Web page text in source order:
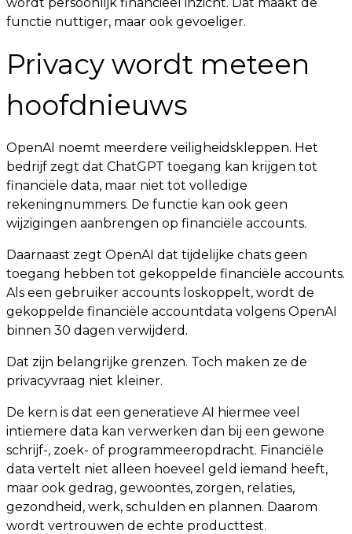
functie nuttiger, maar ook gevoeliger.
Privacy wordt meteen
hoofdnieuws
OpenAI noemt meerdere veiligheidskleppen. Het
bedrijf zegt dat ChatGPT toegang kan krijgen tot
financiële data, maar niet tot volledige
rekeningnummers. De functie kan ook geen
wijzigingen aanbrengen op financiële accounts.
Daarnaast zegt OpenAI dat tijdelijke chats geen
toegang hebben tot gekoppelde financiële accounts.
Als een gebruiker accounts loskoppelt, wordt de
gekoppelde financiële accountdata volgens OpenAI
binnen 30 dagen verwijderd.
Dat zijn belangrijke grenzen. Toch maken ze de
privacyvraag niet kleiner.
De kern is dat een generatieve AI hiermee veel
intiemere data kan verwerken dan bij een gewone
schrijf-, zoek- of programmeeropdracht. Financiële
data vertelt niet alleen hoeveel geld iemand heeft,
maar ook gedrag, gewoontes, zorgen, relaties,
gezondheid, werk, schulden en plannen. Daarom
wordt vertrouwen de echte producttest.